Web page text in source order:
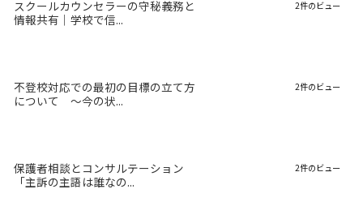
スクールカウンセラーの守秘義務と
情報共有｜学校で信...
2件のビュー
不登校対応での最初の目標の立て方
について 〜今の状...
2件のビュー
保護者相談とコンサルテーション
「主訴の主語は誰なの...
2件のビュー